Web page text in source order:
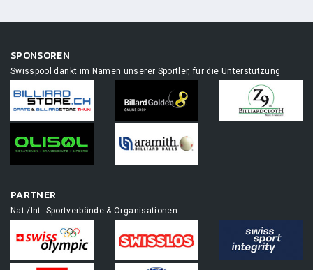
SPONSOREN
Swisspool dankt im Namen unserer Sportler, für die Unterstützung
PARTNER
Nat./Int. Sportverbände & Organisationen